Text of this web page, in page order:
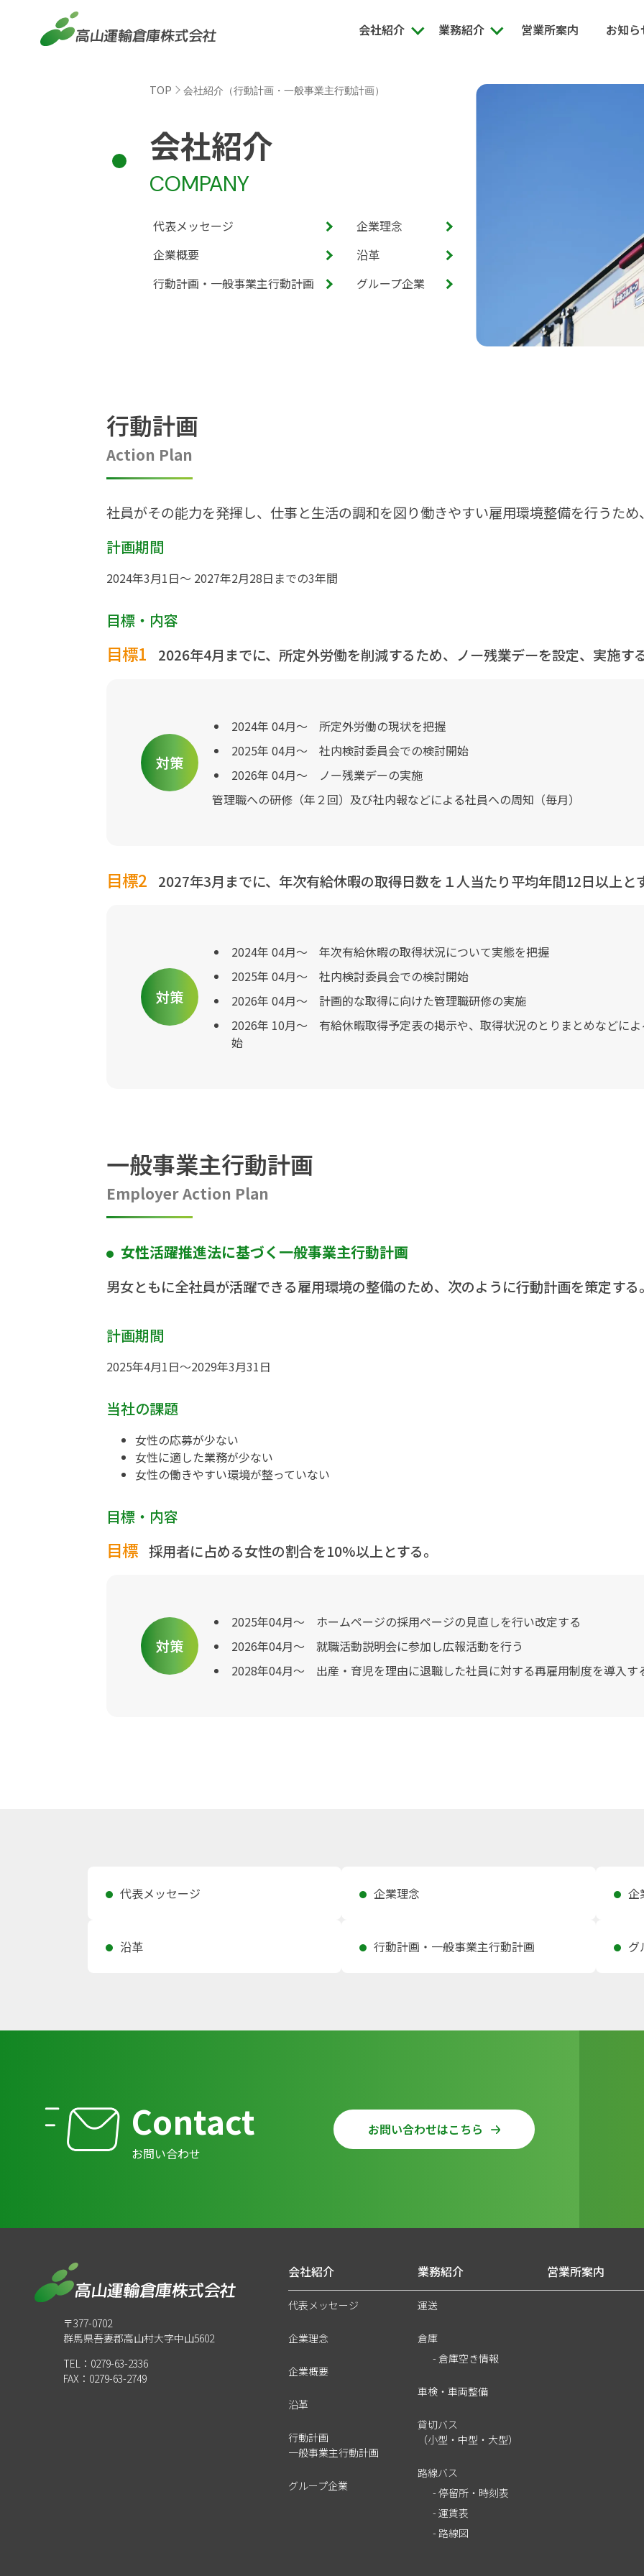
会社紹介 業務紹介 営業所案内 お知ら
TOP 会社紹介（行動計画・一般事業主行動計画）
会社紹介
COMPANY
代表メッセージ
企業理念
企業概要
沿革
行動計画・一般事業主行動計画
グループ企業
行動計画
Action Plan
社員がその能力を発揮し、仕事と生活の調和を図り働きやすい雇用環境整備を行うため
計画期間
2024年3月1日～ 2027年2月28日までの3年間
目標・内容
目標1 2026年4月までに、所定外労働を削減するため、ノー残業デーを設定、実施する
対策
2024年 04月～ 所定外労働の現状を把握
2025年 04月～ 社内検討委員会での検討開始
2026年 04月～
ノー残業デーの実施
管理職への研修（年２回）及び社内報などによる社員への周知（毎月）
目標2 2027年3月までに、年次有給休暇の取得日数を１人当たり平均年間12日以上と
対策
2024年 04月～ 年次有給休暇の取得状況について実態を把握
2025年 04月～ 社内検討委員会での検討開始
2026年 04月～ 計画的な取得に向けた管理職研修の実施
2026年 10月～ 有給休暇取得予定表の掲示や、取得状況のとりまとめなどに
始
一般事業主行動計画
Employer Action Plan
女性活躍推進法に基づく一般事業主行動計画
男女ともに全社員が活躍できる雇用環境の整備のため、次のように行動計画を策定する。
計画期間
2025年4月1日～2029年3月31日
当社の課題
女性の応募が少ない
女性に適した業務が少ない
女性の働きやすい環境が整っていない
目標・内容
目標 採用者に占める女性の割合を10%以上とする。
対策
2025年04月～ ホームページの採用ページの見直しを行い改定する
2026年04月～ 就職活動説明会に参加し広報活動を行う
2028年04月～ 出産・育児を理由に退職した社員に対する再雇用制度を導入す
代表メッセージ 企業理念 企
沿革 行動計画・一般事業主行動計画 グ
Contact
お問い合わせ
お問い合わせはこちら
〒377-0702
群馬県吾妻郡高山村大字中山5602
TEL：0279-63-2336
FAX：0279-63-2749
会社紹介
代表メッセージ
企業理念
企業概要
沿革
行動計画
一般事業主行動計画
グループ企業
業務紹介
運送
倉庫
- 倉庫空き情報
車検・車両整備
貸切バス
（小型・中型・大型）
路線バス
- 停留所・時刻表
- 運賃表
- 路線図
営業所案内